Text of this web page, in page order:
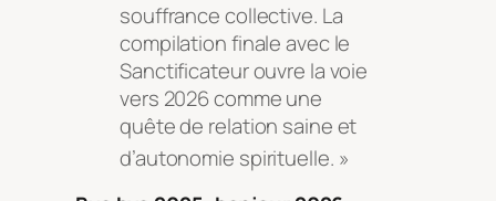
souffrance collective. La
compilation finale avec le
Sanctificateur ouvre la voie
vers 2026 comme une
quête de relation saine et
d’autonomie spirituelle. »